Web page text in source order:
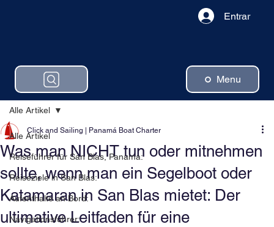
Menu
Entrar
Alle Artikel
Reiseführer für San Blas, Panama:
Reiseziele in San Blas:
Aufenthalte an Bord:
Navigationsführer:
Alle Artikel
Was man NICHT tun oder mitnehmen
sollte, wenn man ein Segelboot oder
Katamaran in San Blas mietet: Der
ultimative Leitfaden für eine
Click and Sailing | Panamá Boat Charter